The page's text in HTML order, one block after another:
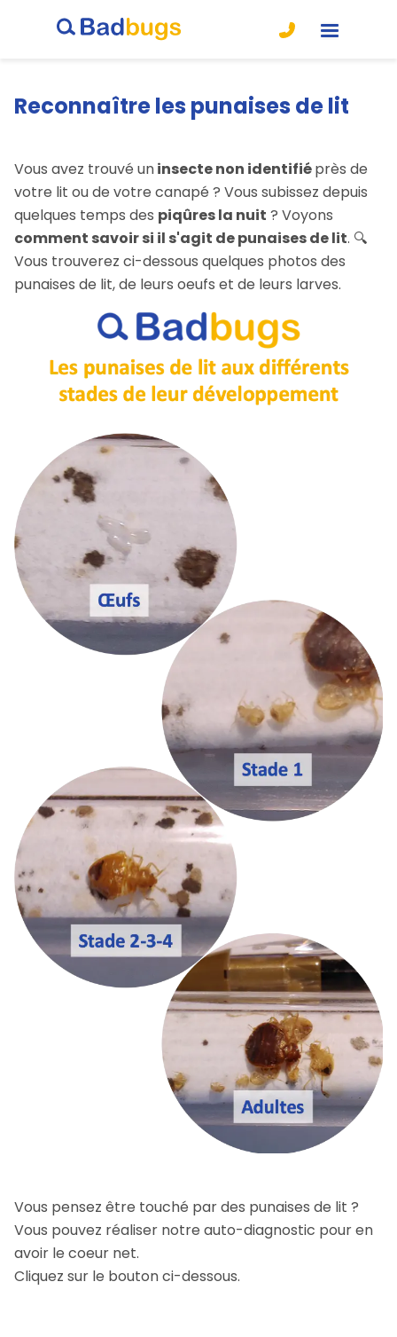
Reconnaître les punaises de lit
Vous avez trouvé uninsecte non identifiéprès de
votre lit ou de votre canapé ? Vous subissez depuis
quelques temps des piqûres la nuit ? Voyons
comment savoir si il s'agit de punaises de lit. 🔍
Vous trouverez ci-dessous quelques photos des
punaises de lit, de leurs oeufs et de leurs larves.
Vous pensez être touché par des punaises de lit ?
Vous pouvez réaliser notre auto-diagnostic pour en
avoir le coeur net.
Cliquez sur le bouton ci-dessous.